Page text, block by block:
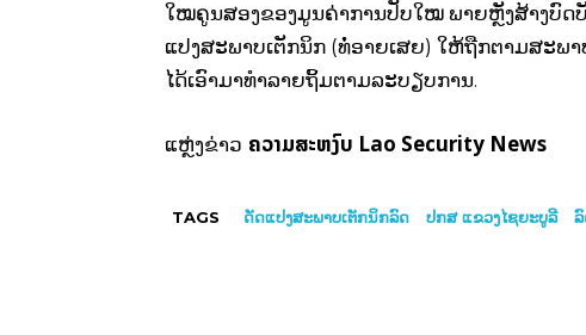
ໃໝຄູນສອງຂອງມູນຄ່າການປັບໃໝ ພາຍຫຼັງສ້າງບົດ
ແປງສະພາບເຕັກນິກ (ທໍ່ອາຍເສຍ) ໃຫ້ຖືກຕາມສະ
ໄດ້ເອົາມາທຳລາຍຖິ້ມຕາມລະບຽບການ.
ແຫຼ່ງຂ່າວ ຄວາມສະຫງົບ Lao Security News
TAGS ດັດແປງສະພາບເຕັກນິກລົດ ປກສ ແຂວງໄຊຍະບູລີ